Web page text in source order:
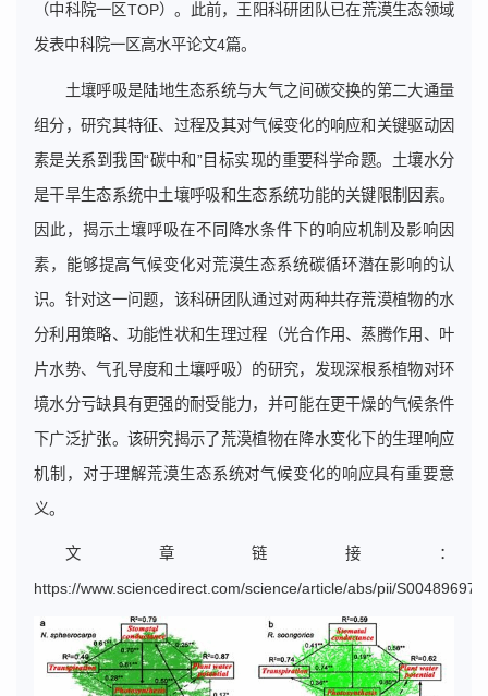
（中科院一区TOP）。此前，王阳科研团队已在荒漠生态领域
发表中科院一区高水平论文4篇。
土壤呼吸是陆地生态系统与大气之间碳交换的第二大通量
组分，研究其特征、过程及其对气候变化的响应和关键驱动因
素是关系到我国“碳中和”目标实现的重要科学命题。土壤水分
是干旱生态系统中土壤呼吸和生态系统功能的关键限制因素。
因此，揭示土壤呼吸在不同降水条件下的响应机制及影响因
素，能够提高气候变化对荒漠生态系统碳循环潜在影响的认
识。针对这一问题，该科研团队通过对两种共存荒漠植物的水
分利用策略、功能性状和生理过程（光合作用、蒸腾作用、叶
片水势、气孔导度和土壤呼吸）的研究，发现深根系植物对环
境水分亏缺具有更强的耐受能力，并可能在更干燥的气候条件
下广泛扩张。该研究揭示了荒漠植物在降水变化下的生理响应
机制，对于理解荒漠生态系统对气候变化的响应具有重要意
义。
文章链接：
https://www.sciencedirect.com/science/article/abs/pii/